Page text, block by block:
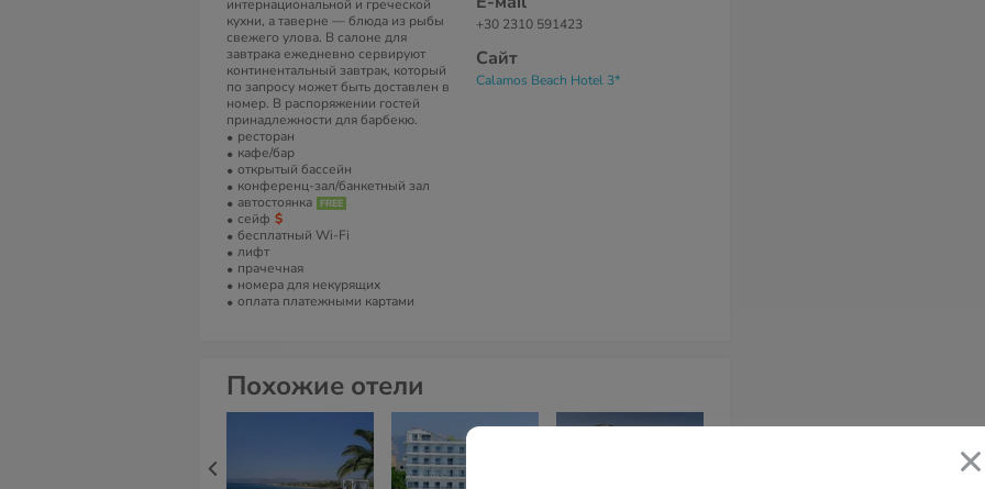
интернациональной и греческой
кухни, а таверне — блюда из рыбы
свежего улова. В салоне для
завтрака ежедневно сервируют
континентальный завтрак, который
по запросу может быть доставлен в
номер. В распоряжении гостей
принадлежности для барбекю.
ресторан
кафе/бар
открытый бассейн
конференц-зал/банкетный зал
автостоянка
сейф
бесплатный Wi-Fi
лифт
прачечная
номера для некурящих
оплата платежными картами
+30 2310 591423
Сайт
Calamos Beach Hotel 3*
Похожие отели